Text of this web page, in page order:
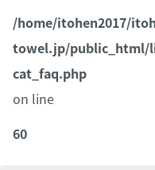
/home/itohen2017/
towel.jp/public_html/
cat_faq.php
on line
60